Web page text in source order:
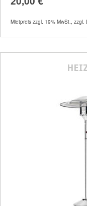
Artikelnummer
20,00€
Mietpreis zzgl. 19% MwSt., zzgl.